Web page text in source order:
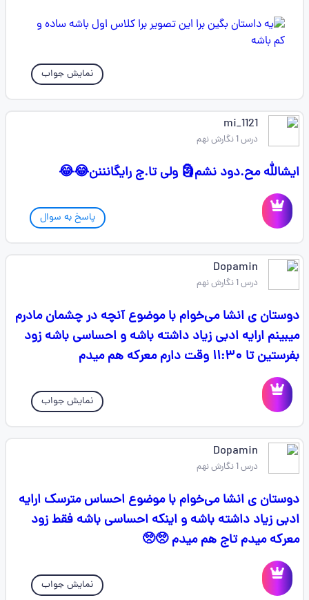
نمایش جواب
mi_1121
درس 1 نگارش نهم
ایشالله مح‌‌‌‌‌‌‌‌‌‌.دود نشم🗿 ولی تا‌‌‌‌‌.ج رایگانننن😂😂
پاسخ به سوال
Dopamin
درس 1 نگارش نهم
دوستان ی انشا می‌خوام با موضوع آنچه در چشمان مادرم
میبینم ارایه ادبی زیاد داشته باشه و احساسی باشه زود
بفرستین تا ۱۱:۳۰ وقت دارم معرکه هم میدم
نمایش جواب
Dopamin
درس 1 نگارش نهم
دوستان ی انشا می‌خوام با موضوع احساس مترسک ارایه
ادبی زیاد داشته باشه و اینکه احساسی باشه فقط زود
معرکه میدم تاج هم میدم 🥺🥺
نمایش جواب